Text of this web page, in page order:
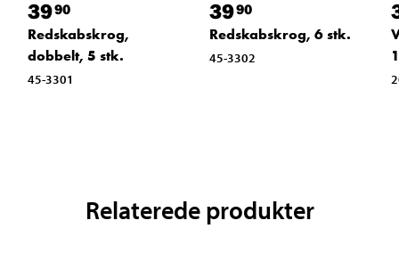
3990
Redskabskrog,
dobbelt, 5 stk.
45-3301
3990
Redskabskrog, 6 stk.
45-3302
Relaterede produkter